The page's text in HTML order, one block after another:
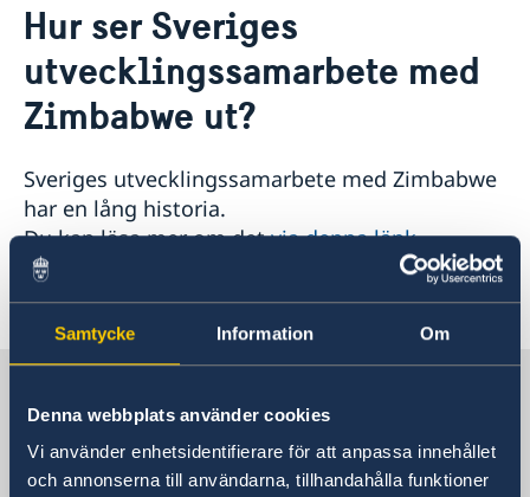
Samtycke Information Om
Denna webbplats använder cookies
Vi använder enhetsidentifierare för att anpassa innehållet
och annonserna till användarna, tillhandahålla funktioner
Om oss
Ambassaden
Ambassadens personal
Lediga tjänster
Aktuellt
Nyheter
Ambassaden håller stängt den 11:e och 12:e augusti
Kolera utbrott Zimbabwe
Ambassaden stängd 23 augusti 2023.
Ambassaden stängd 7 och 10 april 2023
Ambassaden stängd 18 april 2023
Ambassaden är stängd 10 och 13 april
Passmottagningen stängd 25-27 feb.
börjat
Hur ser Sveriges
utvecklingssamarbete med
Zimbabwe ut?
Sveriges utvecklingssamarbete med Zimbabwe
har en lång historia.
Du kan läsa mer om detvia denna länk.
Senast uppdaterad 20 juni 2018, 15.44
SVERIGES AMBASSAD I ZIMBABWE